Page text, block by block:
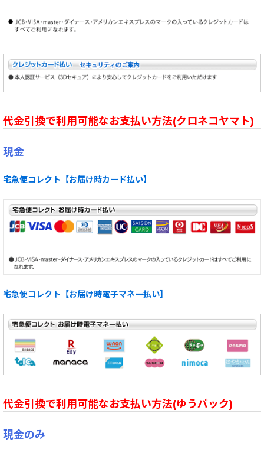
代金引換で利用可能なお支払い方法(クロネコヤマト)
現金
宅急便コレクト【お届け時カード払い】
宅急便コレクト【お届け時電子マネー払い】
代金引換で利用可能なお支払い方法(ゆうパック)
現金のみ